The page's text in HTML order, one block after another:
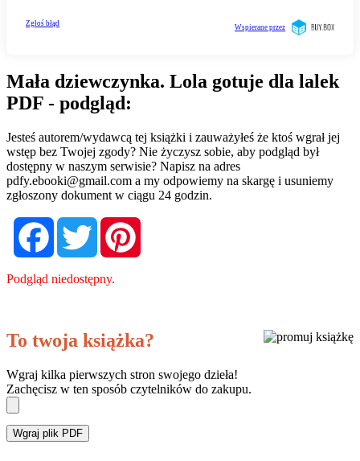
Mała dziewczynka. Lola gotuje dla lalek
PDF - podgląd:
Jesteś autorem/wydawcą tej książki i zauważyłeś że ktoś wgrał jej
wstęp bez Twojej zgody? Nie życzysz sobie, aby podgląd był
dostępny w naszym serwisie? Napisz na adres
pdfy.ebooki@gmail.com a my odpowiemy na skargę i usuniemy
zgłoszony dokument w ciągu 24 godzin.
FacebookTwitter
Podgląd niedostępny.
To twoja książka?
Wgraj kilka pierwszych stron swojego dzieła!
Zachęcisz w ten sposób czytelników do zakupu.
Wgraj plik PDF